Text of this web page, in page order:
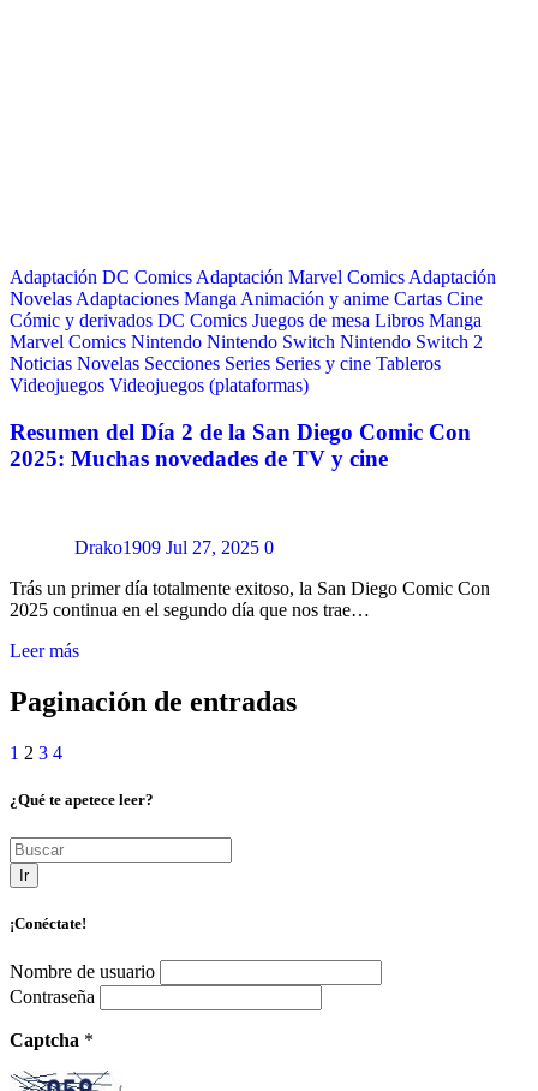
Adaptación DC Comics Adaptación Marvel Comics Adaptación
Novelas Adaptaciones Manga Animación y anime Cartas Cine
Cómic y derivados DC Comics Juegos de mesa Libros Manga
Marvel Comics Nintendo Nintendo Switch Nintendo Switch 2
Noticias Novelas Secciones Series Series y cine Tableros
Videojuegos Videojuegos (plataformas)
Resumen del Día 2 de la San Diego Comic Con
2025: Muchas novedades de TV y cine
Drako1909 Jul 27, 2025 0
Trás un primer día totalmente exitoso, la San Diego Comic Con
2025 continua en el segundo día que nos trae…
Leer más
Paginación de entradas
1 2 3 4
¿Qué te apetece leer?
Ir
¡Conéctate!
Nombre de usuario
Contraseña
Captcha *